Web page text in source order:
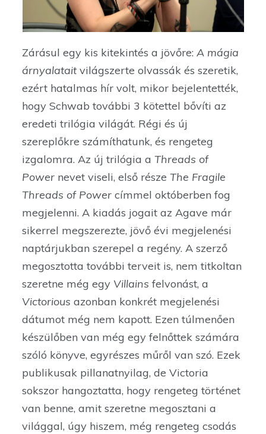
Zárásul egy kis kitekintés a jövőre:A mágia
árnyalataitvilágszerte olvassák és szeretik,
ezért hatalmas hír volt, mikor bejelentették,
hogy Schwab további 3 kötettel bővíti az
eredeti trilógia világát. Régi és új
szereplőkre számíthatunk, és rengeteg
izgalomra. Az új trilógia aThreads of
Power nevet viseli, első részeThe Fragile
Threads of Power címmel októberben fog
megjelenni. A kiadás jogait az Agave már
sikerrel megszerezte, jövő évi megjelenési
naptárjukban szerepel a regény. A szerző
megosztotta további terveit is, nem titkoltan
szeretne még egy Villainsfelvonást, a
Victoriousazonban konkrét megjelenési
dátumot még nem kapott. Ezen túlmenően
készülőben van még egy felnőttek számára
szóló könyve, egyrészes műről van szó. Ezek
publikusak pillanatnyilag, de Victoria
sokszor hangoztatta, hogy rengeteg történet
van benne, amit szeretne megosztani a
világgal, úgy hiszem, még rengeteg csodás